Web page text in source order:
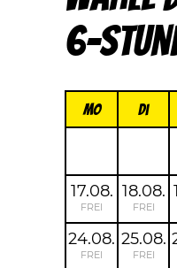
6-
Mo Di
17.08.
FREI
18.08.
FREI
24.08.
FREI
25.08.
FREI